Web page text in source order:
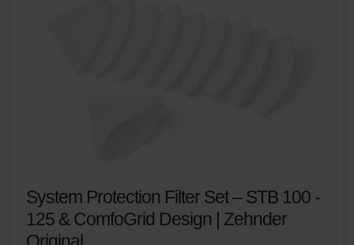
System Protection Filter Set – STB 100 -
125 & ComfoGrid Design | Zehnder
Original